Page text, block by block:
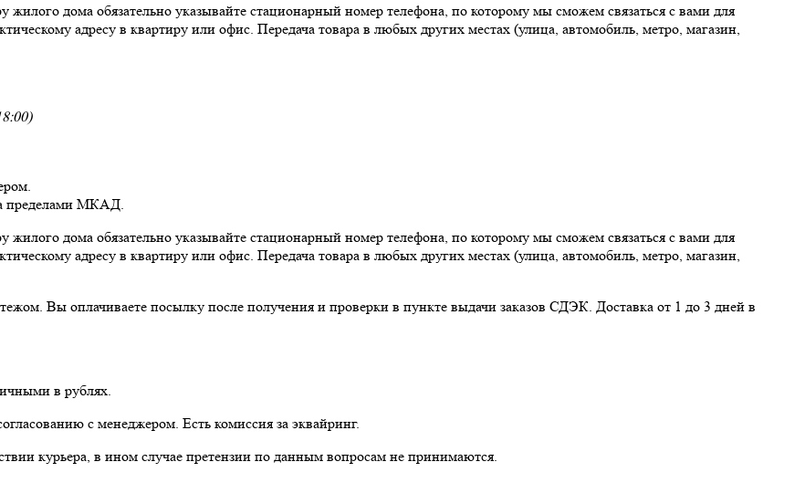
жилого дома обязательно указывайте стационарный номер телефона, по которому мы сможем связаться с вами для
адресу в квартиру или офис. Передача товара в любых других местах (улица, автомобиль, метро, магазин,
пределами МКАД.
жилого дома обязательно указывайте стационарный номер телефона, по которому мы сможем связаться с вами для
адресу в квартиру или офис. Передача товара в любых других местах (улица, автомобиль, метро, магазин,
Вы оплачиваете посылку после получения и проверки в пункте выдачи заказов СДЭК. Доставка от 1 до 3 дней в
в рублях.
с менеджером. Есть комиссия за эквайринг.
курьера, в ином случае претензии по данным вопросам не принимаются.